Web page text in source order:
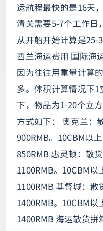
运航程最快的是16天
清关需要5-7个工作日
从开船开始计算是25-
西兰海运费用 国际海
因为往往用重量计算
多。体积计算情况下
下，物品为1-20个立
方式如下： 奥克兰：
900RMB。10CBM以
850RMB 惠灵顿：散
1100RMB。10CBM
1100RMB 基督城：
1400RMB。10CBM
1400RMB 海运散货